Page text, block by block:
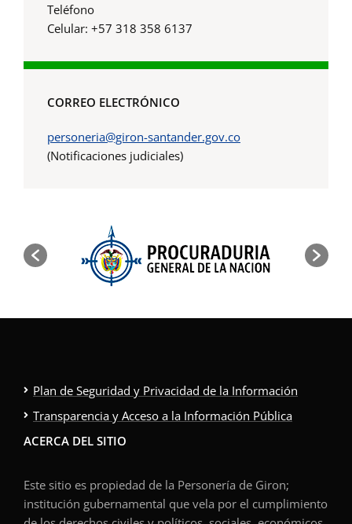
Teléfono
Celular: +57 318 358 6137
CORREO ELECTRÓNICO
personeria@giron-santander.gov.co
(Notificaciones judiciales)
Plan de Seguridad y Privacidad de la Información
Transparencia y Acceso a la Información Pública
ACERCA DEL SITIO
Este sitio es propiedad de la Personería de Giron;
institución gubernamental que vela por el cumplimiento